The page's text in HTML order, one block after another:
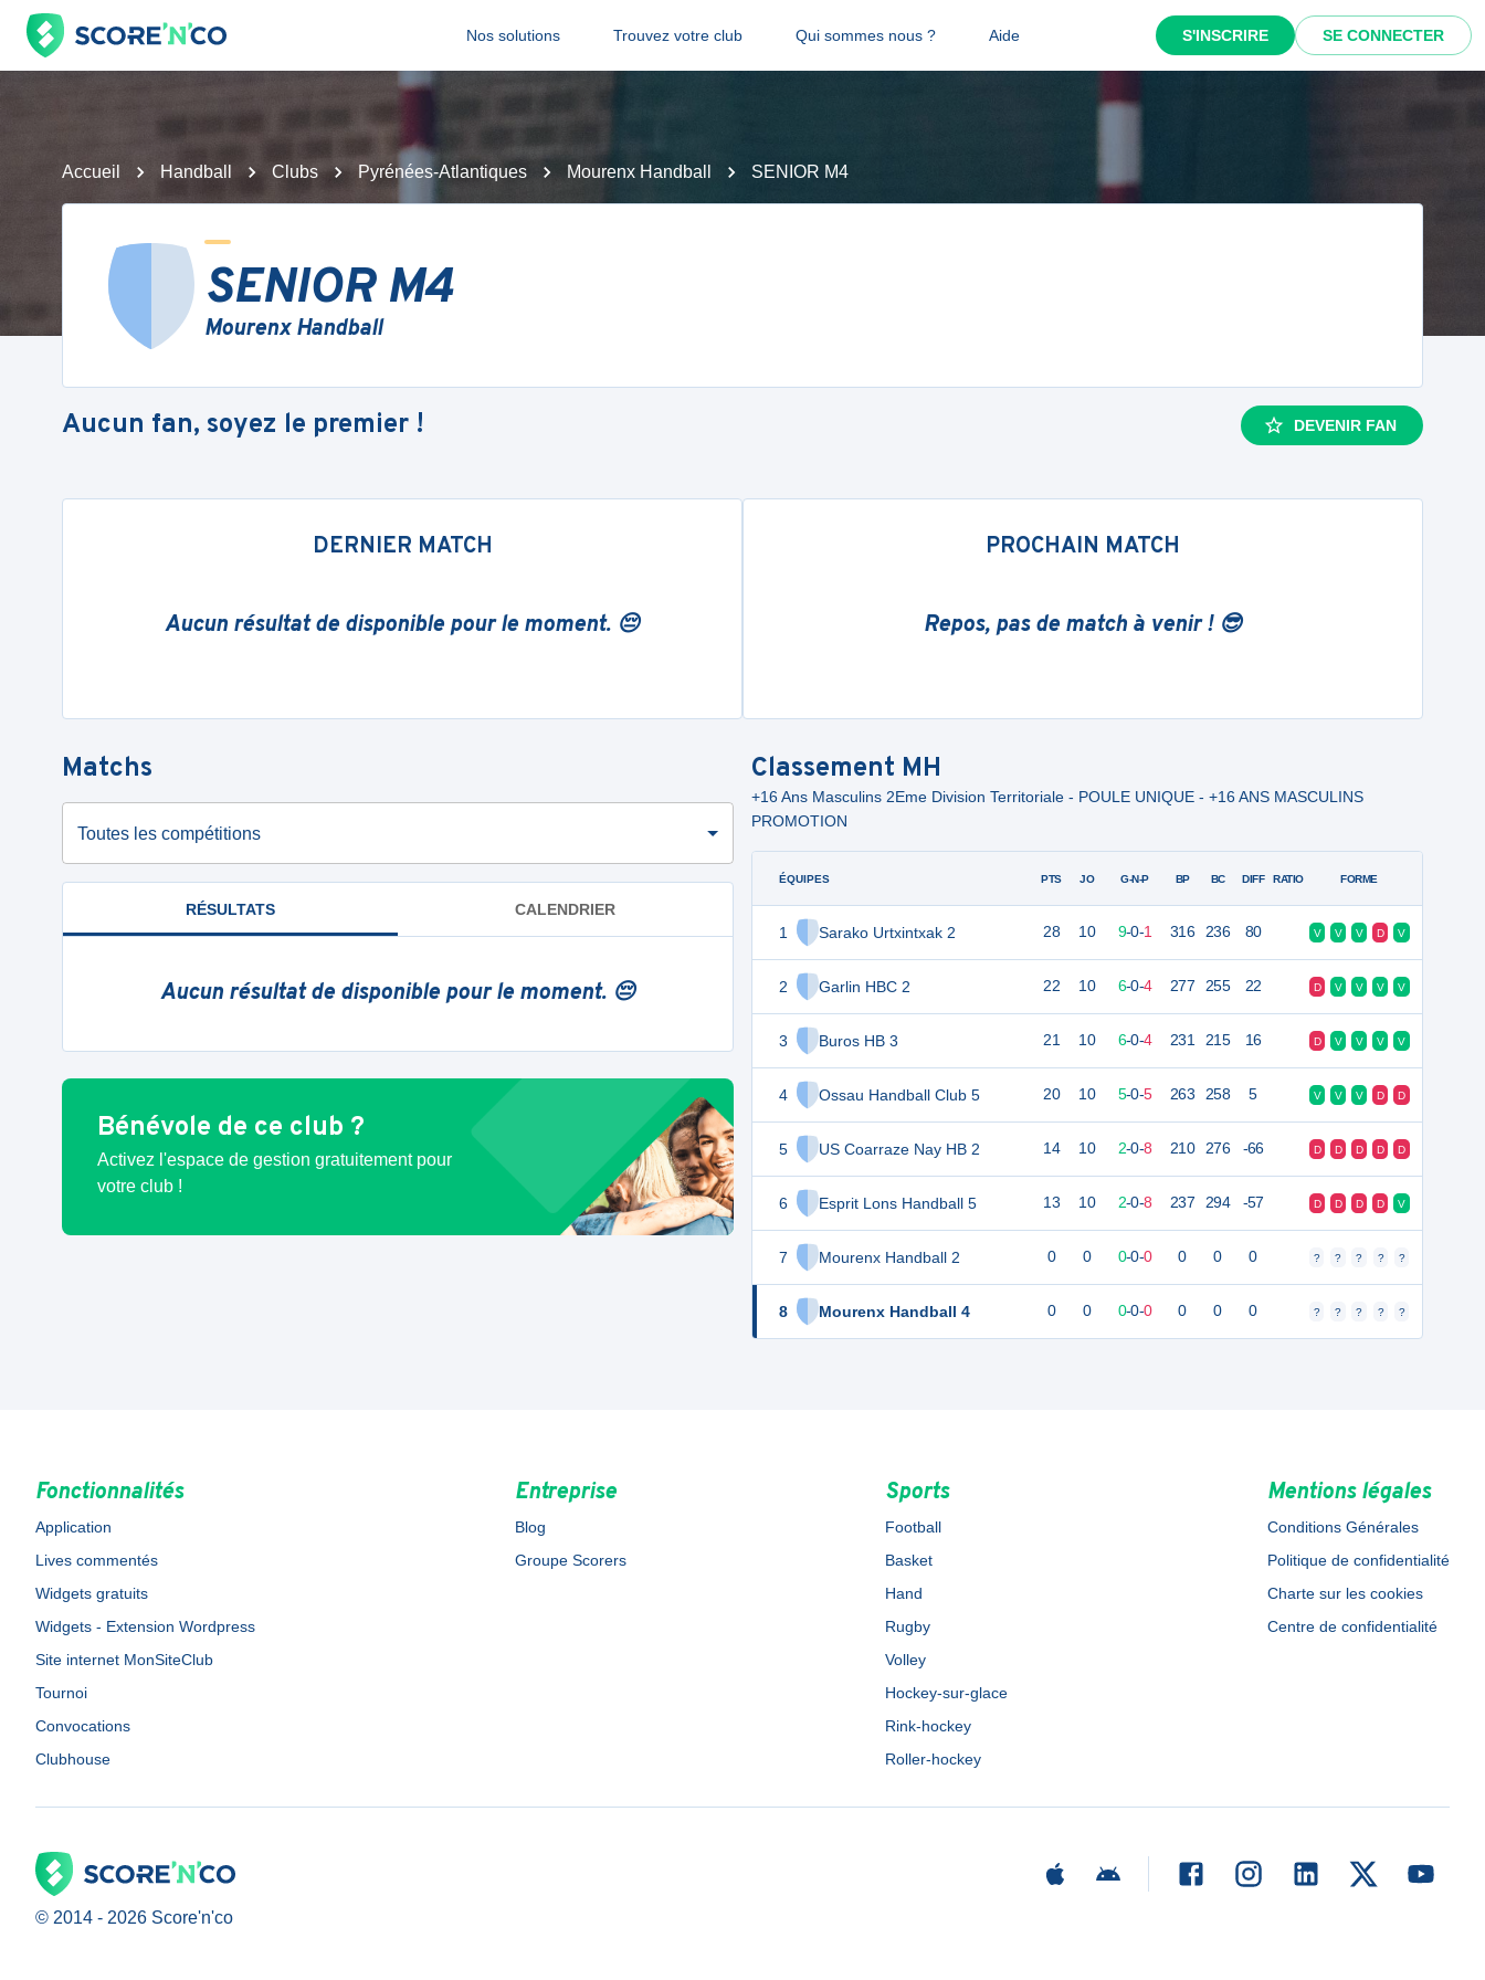
Nos solutions Trouvez votre club Qui sommes nous ? Aide S'INSCRIRE SE CONNECTER
Accueil Handball Clubs Pyrénées-Atlantiques Mourenx Handball SENIOR M4
SENIOR M4
Mourenx Handball
Aucun fan, soyez le premier ! DEVENIR FAN
DERNIER MATCH
Aucun résultat de disponible pour le moment. 😔
PROCHAIN MATCH
Repos, pas de match à venir ! 😎
Matchs
Toutes les compétitions
RÉSULTATS CALENDRIER
Aucun résultat de disponible pour le moment. 😔
Bénévole de ce club ?
Activez l'espace de gestion gratuitement pour
votre club !
Classement MH
+16 Ans Masculins 2Eme Division Territoriale - POULE UNIQUE - +16 ANS MASCULINS
PROMOTION
ÉQUIPES
1 Sarako Urtxintxak 2
2 Garlin HBC 2
3 Buros HB 3
4 Ossau Handball Club 5
5 US Coarraze Nay HB 2
6 Esprit Lons Handball 5
7 Mourenx Handball 2
8 Mourenx Handball 4
PTS JO G-N-P BP BC DIFF RATIO FORME
28 10 9-0-1 316 236 80 V V V D V
22 10 6-0-4 277 255 22 D V V V V
21 10 6-0-4 231 215 16 D V V V V
20 10 5-0-5 263 258 5 V V V D D
14 10 2-0-8 210 276 -66 D D D D D
13 10 2-0-8 237 294 -57 D D D D V
0 0 0-0-0 0 0 0 ? ? ? ? ?
0 0 0-0-0 0 0 0 ? ? ? ? ?
Fonctionnalités
Application
Lives commentés
Widgets gratuits
Widgets - Extension Wordpress
Site internet MonSiteClub
Tournoi
Convocations
Clubhouse
Entreprise
Blog
Groupe Scorers
Sports
Football
Basket
Hand
Rugby
Volley
Hockey-sur-glace
Rink-hockey
Roller-hockey
Mentions légales
Conditions Générales
Politique de confidentialité
Charte sur les cookies
Centre de confidentialité
© 2014 - 2026 Score'n'co